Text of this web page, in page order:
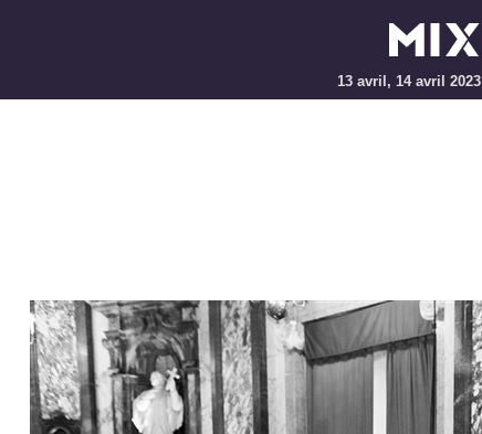
13 avril, 14 avril 2023